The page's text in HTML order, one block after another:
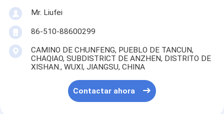
Mr. Liufei
86-510-88600299
CAMINO DE CHUNFENG, PUEBLO DE TANCUN,
CHAQIAO, SUBDISTRICT DE ANZHEN, DISTRITO DE
XISHAN., WUXI, JIANGSU, CHINA
Contactar ahora